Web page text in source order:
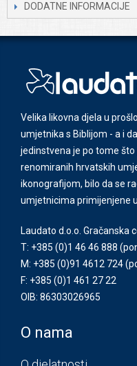
DODATNE INFORMACIJE
Velika likovna djela u
umjetnika s Biblijom - a i
jedinstvena je po tome
renomiranih hrvatskih
ikonografijom, bilo da se
umjetnicima primijenjene
Laudato d.o.o. Gračanska
T: +385 (0)1 46 46 888
M: +385 (0)91 4612 724
F: +385 (0)1 461 27 22
OIB: 86303026965
O nama